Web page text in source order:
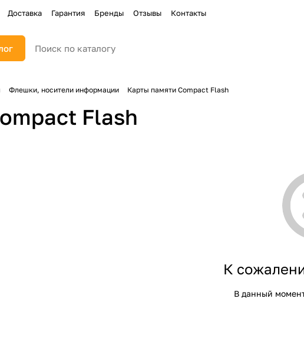
Доставка Гарантия Бренды Отзывы Контакты
Флешки, носители информации Карты памяти Compact Flash
Flash
К
В данный